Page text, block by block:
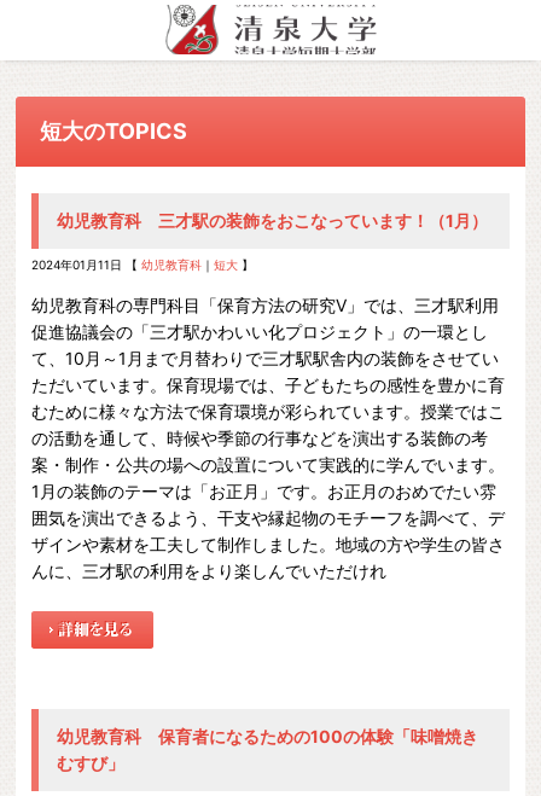
短大のTOPICS
幼児教育科 三才駅の装飾をおこなっています！（1月）
2024年01月11日 【幼児教育科 ｜短大 】
幼児教育科の専門科目「保育方法の研究Ⅴ」では、三才駅利用
促進協議会の「三才駅かわいい化プロジェクト」の一環とし
て、10月～1月まで月替わりで三才駅駅舎内の装飾をさせてい
ただいています。保育現場では、子どもたちの感性を豊かに育
むために様々な方法で保育環境が彩られています。授業ではこ
の活動を通して、時候や季節の行事などを演出する装飾の考
案・制作・公共の場への設置について実践的に学んでいます。
1月の装飾のテーマは「お正月」です。お正月のおめでたい雰
囲気を演出できるよう、干支や縁起物のモチーフを調べて、デ
ザインや素材を工夫して制作しました。地域の方や学生の皆さ
んに、三才駅の利用をより楽しんでいただけれ
幼児教育科 保育者になるための100の体験「味噌焼き
むすび」
清泉女学院短期大学について
建学の精神
学習成果
清泉女学院短期大学情報公開
学則・事業及び財務の概要
幼児教育科
幼児教育科トップ
私が清泉に決めた理由
教員紹介
教育目標および基本方針（ポリ
シー）
学習成果
国際コミュニケーション科
学生プレゼン・卒業生インタビ
ュー動画
教育目標および基本方針（ポリ
シー）
学習成果
資格・就職・留学
資格・就職・留学トップ
幼児教育科
資格
就職・キャリア支援
主な就職・進学先
国際コミュニケーション科
資格
就職・キャリア支援
主な就職・進学先
入試情報
入試情報トップ
目的者別
受験生の方へ
卒業生の方へ
一般・企業の方へ
教職員の方へ